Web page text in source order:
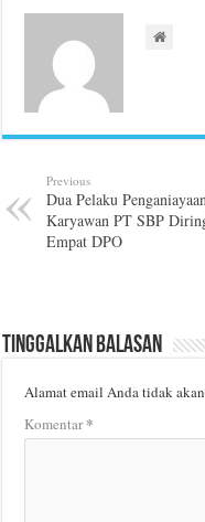
Previous
Dua Pelaku
Karyawan PT SBP
Empat DPO
Tinggalkan Balasan
Alamat email Anda tidak
Komentar*